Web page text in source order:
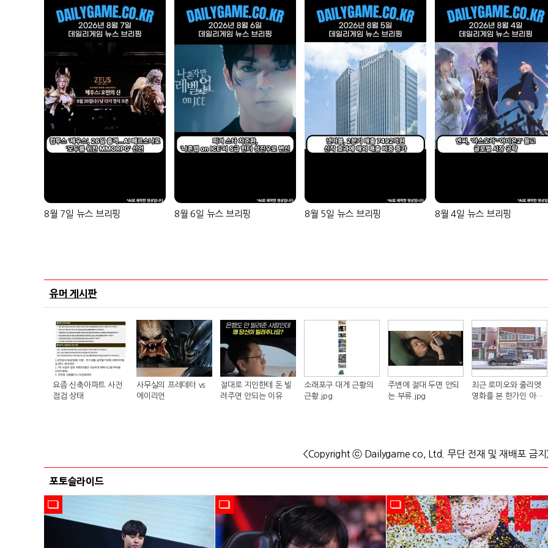
8월 7일 뉴스 브리핑 8월 6일 뉴스 브리핑 8월 5일 뉴스 브리핑 8월 4일 뉴스 브리핑
유머 게시판
요즘 신축아파트 사전
점검 상태
사무실의 프레데터 vs
에이리언
절대로 지인한테 돈 빌
려주면 안되는 이유
소래포구 대게 근황의
근황.jpg
주변에 절대 두면 안되
는 부류.jpg
최근 로미오와 줄리엣
영화를 본 한가인 아들
<Copyright ⓒ Dailygame co, Ltd. 무단 전재 및 재배포 금지
포토슬라이드